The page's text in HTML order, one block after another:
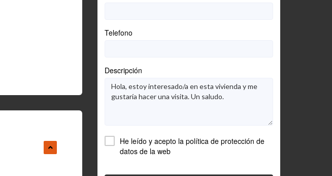
Telefono
Descripción
He leído y acepto la política de protección de
datos de la web